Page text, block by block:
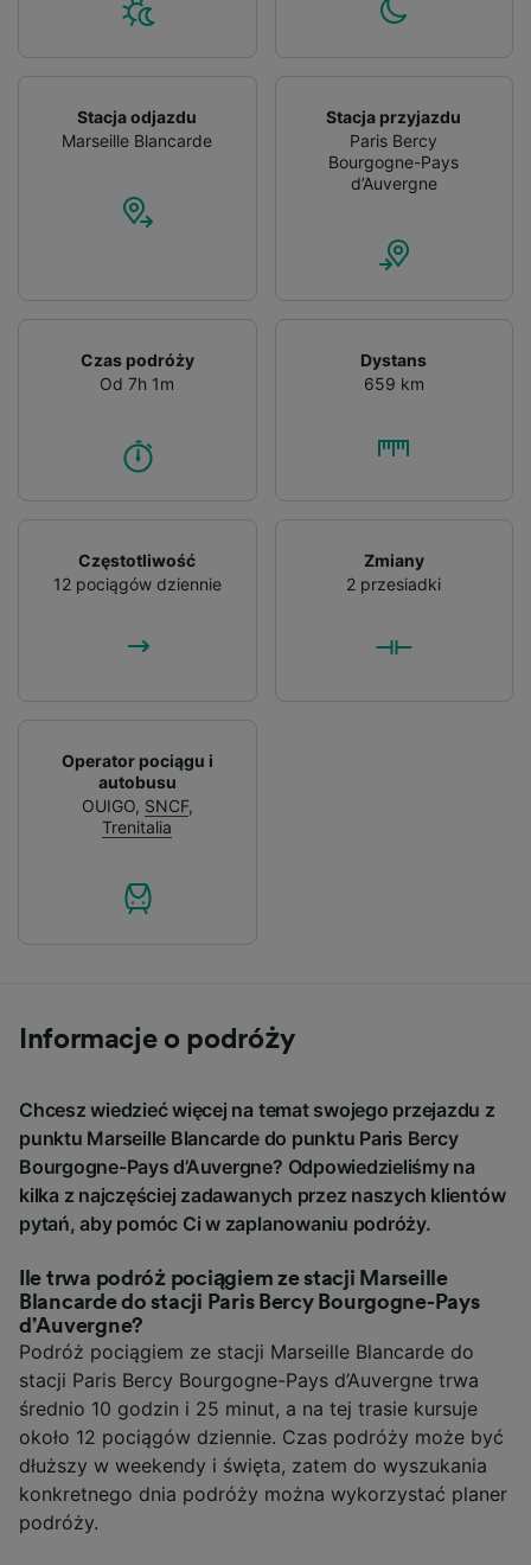
Stacja odjazdu
Marseille Blancarde
Stacja przyjazdu
Paris Bercy
Bourgogne-Pays
d’Auvergne
Czas podróży
Od 7h 1m
Dystans
659 km
Częstotliwość
12 pociągów dziennie
Zmiany
2 przesiadki
Operator pociągu i
autobusu
OUIGO, SNCF,
Trenitalia
Informacje o podróży
Chcesz wiedzieć więcej na temat swojego przejazdu z
punktu Marseille Blancarde do punktu Paris Bercy
Bourgogne-Pays d’Auvergne? Odpowiedzieliśmy na
kilka z najczęściej zadawanych przez naszych klientów
pytań, aby pomóc Ci w zaplanowaniu podróży.
Ile trwa podróż pociągiem ze stacji Marseille
Blancarde do stacji Paris Bercy Bourgogne-Pays
d’Auvergne?
Podróż pociągiem ze stacji Marseille Blancarde do
stacji Paris Bercy Bourgogne-Pays d’Auvergne trwa
średnio 10 godzin i 25 minut, a na tej trasie kursuje
około 12 pociągów dziennie. Czas podróży może być
dłuższy w weekendy i święta, zatem do wyszukania
konkretnego dnia podróży można wykorzystać planer
podróży.